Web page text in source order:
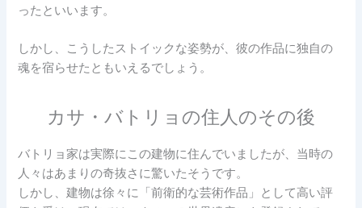
ったといいます。
しかし、こうしたストイックな姿勢が、彼の作品に独自の
魂を宿らせたともいえるでしょう。
カサ・バトリョの住人のその後
バトリョ家は実際にこの建物に住んでいましたが、当時の
人々はあまりの奇抜さに驚いたそうです。
しかし、建物は徐々に「前衛的な芸術作品」として高い評